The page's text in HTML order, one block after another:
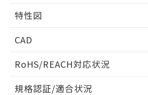
相互干渉
A: 110mm以上、B: 90mm以上
周囲金属の影響
特性図
検出物体の大きさと材質による影響
CAD
ドすることができます。
RoHS/REACH対応状況
規格認証/適合状況
り、2022年1月12日より割愛して
す。